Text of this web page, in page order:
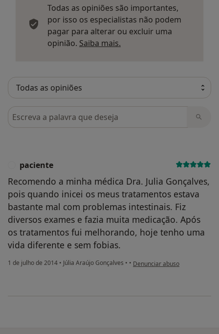
Todas as opiniões são importantes,
por isso os especialistas não podem
pagar para alterar ou excluir uma
opinião. Saiba mais.
Pesquisar em opiniões
paciente
Recomendo a minha médica Dra. Julia Gonçalves,
pois quando inicei os meus tratamentos estava
bastante mal com problemas intestinais. Fiz
diversos exames e fazia muita medicação. Após
os tratamentos fui melhorando, hoje tenho uma
vida diferente e sem fobias.
1 de julho de 2014 • Júlia Araújo Gonçalves • • na opinião do utilizador
Denunciar abuso